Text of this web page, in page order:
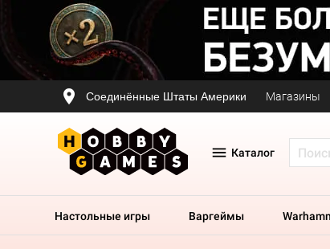
Соединённые Штаты Америки Магазины
Каталог
Настольные игры Варгеймы